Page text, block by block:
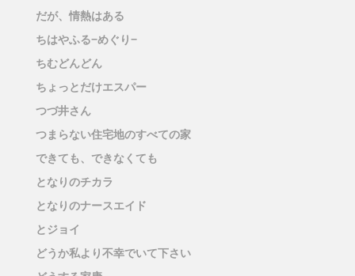
だが、情熱はある
ちはやふる−めぐり−
ちむどんどん
ちょっとだけエスパー
つづ井さん
つまらない住宅地のすべての家
できても、できなくても
となりのチカラ
となりのナースエイド
とジョイ
どうか私より不幸でいて下さい